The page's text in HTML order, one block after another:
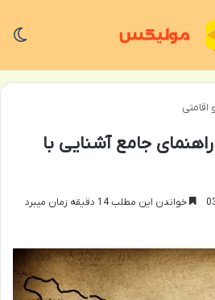
جامع آشنایی با
خواندن این مطلب 14 دقیقه زمان میبرد